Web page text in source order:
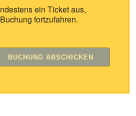
ein Ticket aus,
fortzufahren.